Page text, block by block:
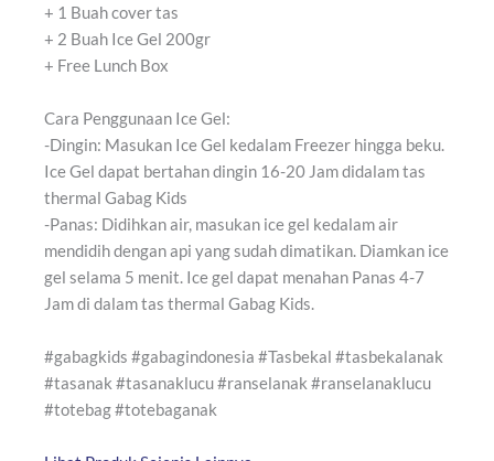
+ 1 Buah cover tas
+ 2 Buah Ice Gel 200gr
+ Free Lunch Box
Cara Penggunaan Ice Gel:
-Dingin: Masukan Ice Gel kedalam Freezer hingga beku.
Ice Gel dapat bertahan dingin 16-20 Jam didalam tas
thermal Gabag Kids
-Panas: Didihkan air, masukan ice gel kedalam air
mendidih dengan api yang sudah dimatikan. Diamkan ice
gel selama 5 menit. Ice gel dapat menahan Panas 4-7
Jam di dalam tas thermal Gabag Kids.
#gabagkids #gabagindonesia #Tasbekal #tasbekalanak
#tasanak #tasanaklucu #ranselanak #ranselanaklucu
#totebag #totebaganak